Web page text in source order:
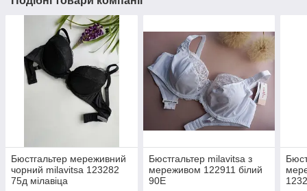
Бюстгальтер мереживний
чорний milavitsa 123282
75д мілавіца
Бюстгальтер milavitsa з
мереживом 122911 білий
90Е